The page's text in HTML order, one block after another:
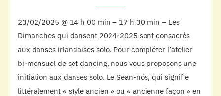
23/02/2025 @ 14 h 00 min – 17 h 30 min – Les
Dimanches qui dansent 2024-2025 sont consacrés
aux danses irlandaises solo. Pour compléter l’atelier
bi-mensuel de set dancing, nous vous proposons une
initiation aux danses solo. Le Sean-nós, qui signifie
littéralement « style ancien » ou « ancienne façon » en